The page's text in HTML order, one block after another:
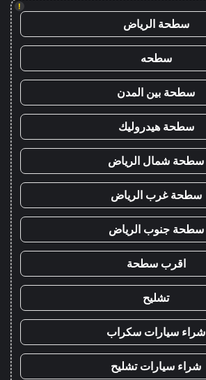
!
سطحة الرياض
سطحه
سطحة بين المدن
سطحة هيدروليك
سطحة شمال الرياض
سطحة غرب الرياض
سطحة جنوب الرياض
اقرب سطحة
تشليح
شراء سيارات سكراب
شراء سيارات تشليح